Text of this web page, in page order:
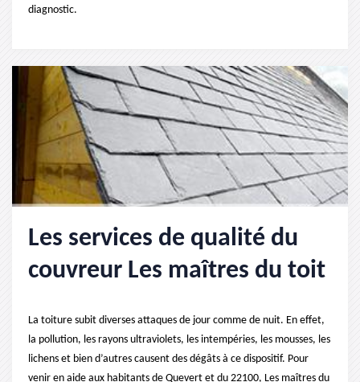
diagnostic.
Les services de qualité du
couvreur Les maîtres du toit
La toiture subit diverses attaques de jour comme de nuit. En effet,
la pollution, les rayons ultraviolets, les intempéries, les mousses, les
lichens et bien d’autres causent des dégâts à ce dispositif. Pour
venir en aide aux habitants de Quevert et du 22100, Les maîtres du